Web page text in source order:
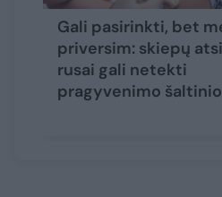
Gali pasirinkti, bet
priversim: skiepų
rusai gali netekti
pragyvenimo šaltinio